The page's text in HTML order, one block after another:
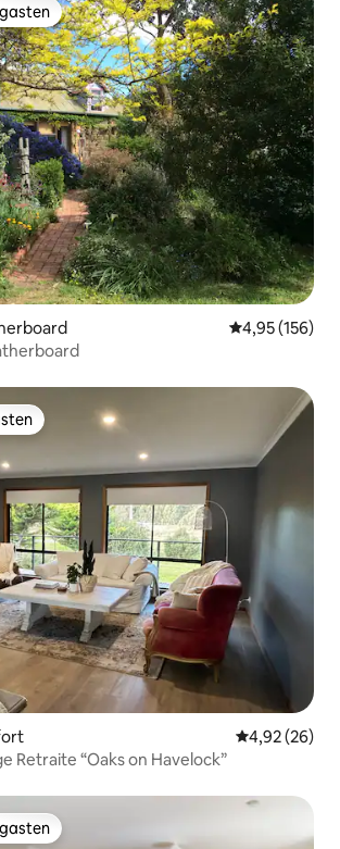
gasten
Gemiddelde
4,95 (156)
Gemiddelde
4,92 (26)
Retraite “Oaks on Havelock”
gasten